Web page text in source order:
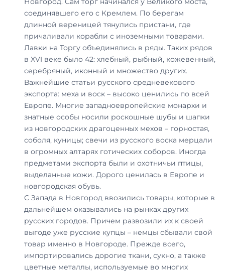
соединявшего его с Кремлем. По берегам
длинной вереницей тянулись пристани, где
причаливали корабли с иноземными товарами.
Лавки на Торгу объединялись в ряды. Таких рядов
в XVI веке было 42: хлебный, рыбный, кожевенный,
серебряный, иконный и множество других.
Важнейшие статьи русского средневекового
экспорта: меха и воск – высоко ценились по всей
Европе. Многие западноевропейские монархи и
знатные особы носили роскошные шубы и шапки
из новгородских драгоценных мехов – горностая,
соболя, куницы; свечи из русского воска мерцали
в огромных алтарях готических соборов. Иногда
предметами экспорта были и охотничьи птицы,
выделанные кожи. Дорого ценилась в Европе и
новгородская обувь.
С Запада в Новгород ввозились товары, которые в
дальнейшем оказывались на рынках других
русских городов. Причем развозили их к своей
выгоде уже русские купцы – немцы сбывали свой
товар именно в Новгороде. Прежде всего,
импортировались дорогие ткани, сукно, а также
цветные металлы, используемые во многих